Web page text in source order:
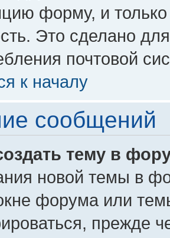
форму, и
Это сделано
почтовой
к началу
сообщений
тему в
новой темы в
форума или
прежде